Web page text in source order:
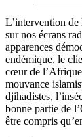
L’intervention de
sur nos écrans
apparences
endémique, le
cœur de l’Afrique
mouvance
djihadistes,
bonne partie de
être compris